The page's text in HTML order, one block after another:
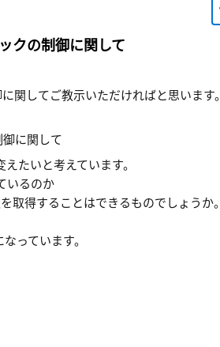
クの制御に関して
関してご教示いただければと思います。
たいと考えています。
いるのか
取得することはできるものでしょうか。
っています。